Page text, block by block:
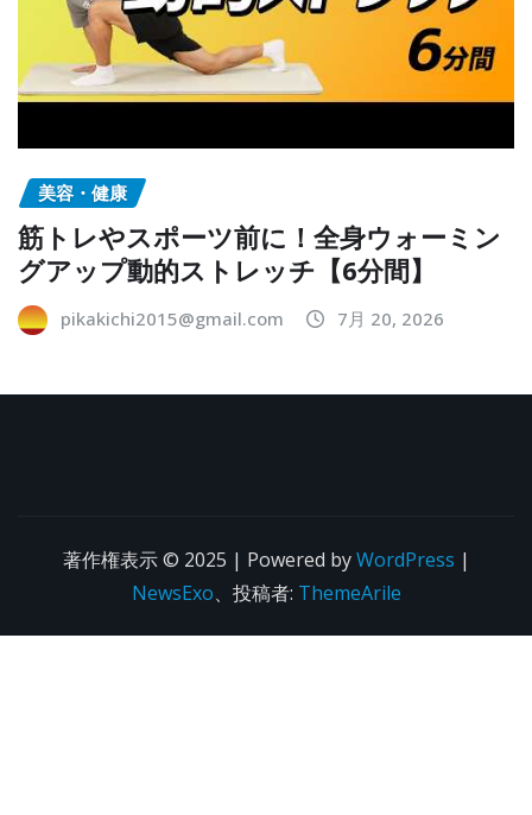
美容・健康
筋トレやスポーツ前に！全身ウォーミン
グアップ動的ストレッチ【6分間】
pikakichi2015@gmail.com 7月 20, 2026
著作権表示 © 2025 | Powered byWordPress |
NewsExo、投稿者: ThemeArile